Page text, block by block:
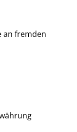
an fremden